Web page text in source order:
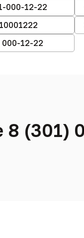
000-12-22
000-12-22
(301)